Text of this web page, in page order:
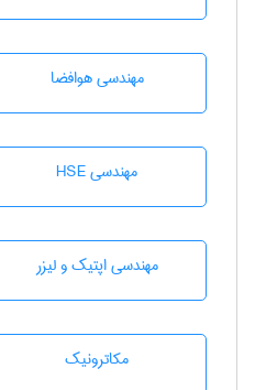
مهندسی هوافضا
مهندسی HSE
مهندسی اپتیک و لیزر
مکاترونیک